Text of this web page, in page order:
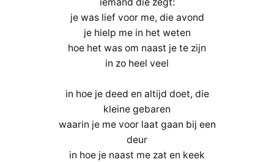
je was lief voor me, die avond
je hielp me in het weten
hoe het was om naast je te zijn
in zo heel veel
in hoe je deed en altijd doet, die
kleine gebaren
waarin je me voor laat gaan bij een
deur
in hoe je naast me zat en keek